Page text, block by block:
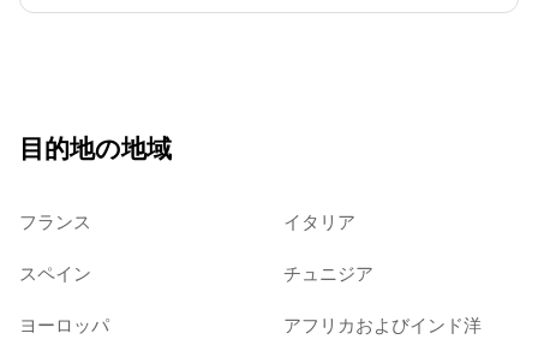
目的地の地域
フランス イタリア
スペイン チュニジア
ヨーロッパ アフリカおよびインド洋